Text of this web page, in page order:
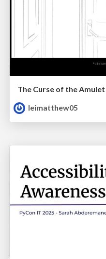
The Curse of the Amulet
leimatthew05